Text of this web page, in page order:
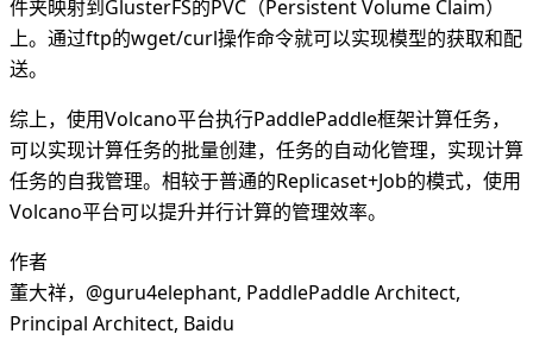
件夹映射到GlusterFS的PVC（Persistent Volume Claim）
上。通过ftp的wget/curl操作命令就可以实现模型的获取和配
送。
综上，使用Volcano平台执行PaddlePaddle框架计算任务，
可以实现计算任务的批量创建，任务的自动化管理，实现计算
任务的自我管理。相较于普通的Replicaset+Job的模式，使用
Volcano平台可以提升并行计算的管理效率。
作者
董大祥，@guru4elephant, PaddlePaddle Architect,
Principal Architect, Baidu